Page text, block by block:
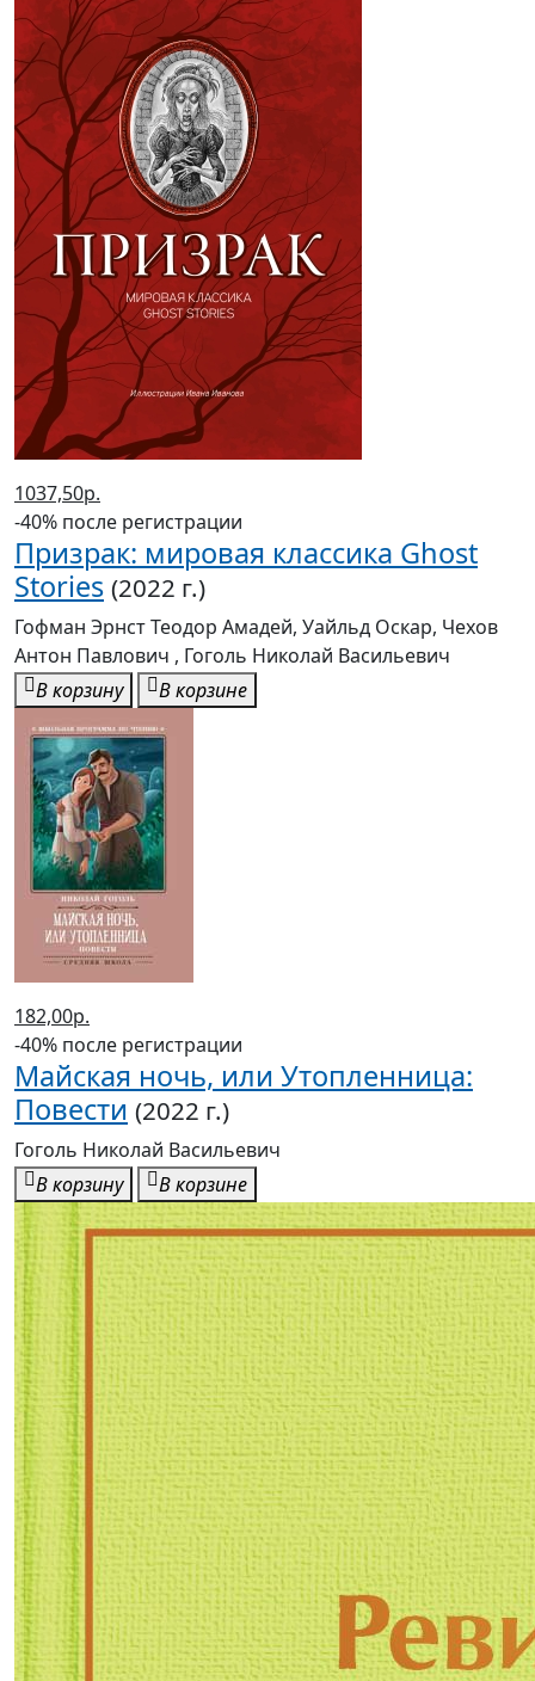
1037,50р.
-40% после регистрации
Призрак: мировая классика Ghost
Stories (2022 г.)
Гофман Эрнст Теодор Амадей, Уайльд Оскар, Чехов
Антон Павлович , Гоголь Николай Васильевич
В корзину
В корзине
182,00р.
-40% после регистрации
Майская ночь, или Утопленница:
Повести (2022 г.)
Гоголь Николай Васильевич
В корзину